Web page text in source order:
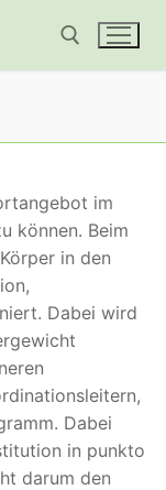
im
können. Beim
in den
Dabei wird
Dabei
in punkto
darum den